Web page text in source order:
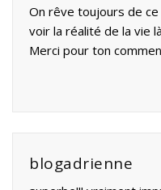
On rêve toujours de ce
voir la réalité de la vie
Merci pour ton
blogadrienne